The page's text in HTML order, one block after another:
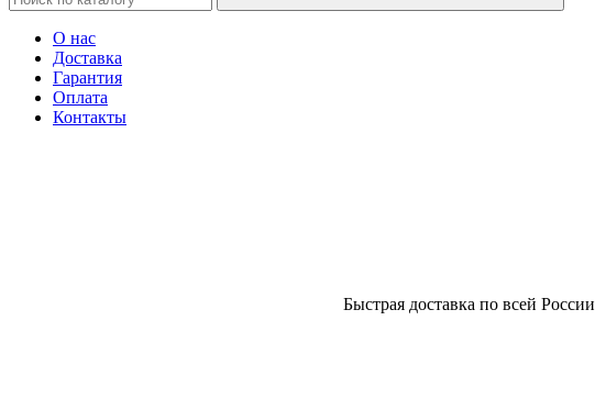
О нас
Доставка
Гарантия
Оплата
Контакты
Быстрая доставка по всей России